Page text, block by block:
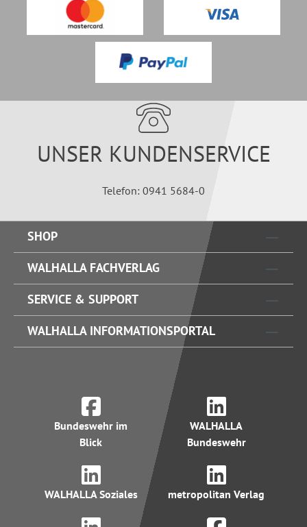
UNSER KUNDENSERVICE
Telefon: 0941 5684-0
SHOP
WALHALLA FACHVERLAG
SERVICE & SUPPORT
WALHALLA INFORMATIONSPORTAL
Bundeswehr im
Blick
WALHALLA
Bundeswehr
WALHALLA Soziales metropolitan Verlag